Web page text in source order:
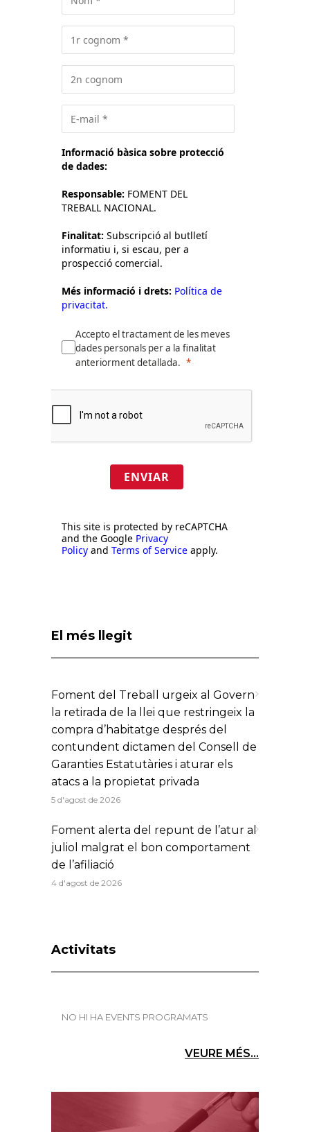
Informació bàsica sobre protecció
de dades:
Responsable: FOMENT DEL
TREBALL NACIONAL.
Finalitat: Subscripció al butlletí
informatiu i, si escau, per a
prospecció comercial.
Més informació i drets: Política de
privacitat.
Accepto el tractament de les meves
dades personals per a la finalitat
anteriorment detallada.
ENVIAR
This site is protected by reCAPTCHA
and the Google Privacy
Policy and Terms of Service apply.
El més llegit
Foment del Treball urgeix al Govern
la retirada de la llei que restringeix la
compra d’habitatge després del
contundent dictamen del Consell de
Garanties Estatutàries i aturar els
atacs a la propietat privada
5 d'agost de 2026
Foment alerta del repunt de l’atur al
juliol malgrat el bon comportament
de l’afiliació
4 d'agost de 2026
Activitats
NO HI HA EVENTS PROGRAMATS
VEURE MÉS...